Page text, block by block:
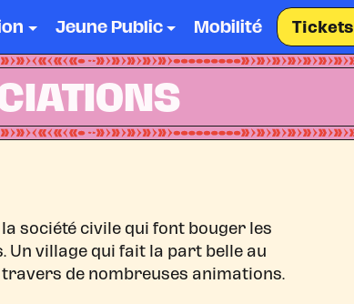
Jeune Public Mobilité Tickets
société civile qui font bouger les
village qui fait la part belle au
de nombreuses animations.